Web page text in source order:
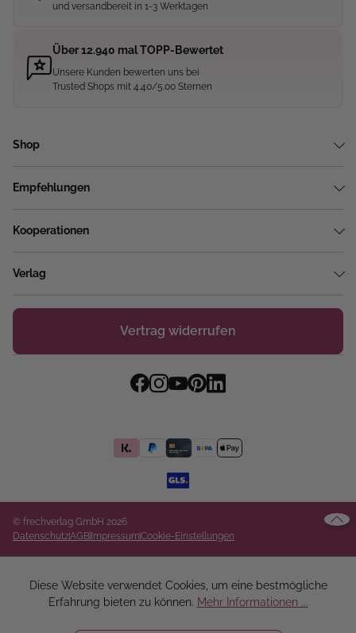
und versandbereit in 1-3 Werktagen
Über 12.940 mal TOPP-Bewertet
Unsere Kunden bewerten uns bei
Trusted Shops mit 4.40/5.00 Sternen
Shop
Empfehlungen
Kooperationen
Verlag
Vertrag widerrufen
© frechverlag GmbH 2026
DatenschutzAGB ImpressumCookie-Einstellungen
Diese Website verwendet Cookies, um eine bestmögliche
Erfahrung bieten zu können. Mehr Informationen ...